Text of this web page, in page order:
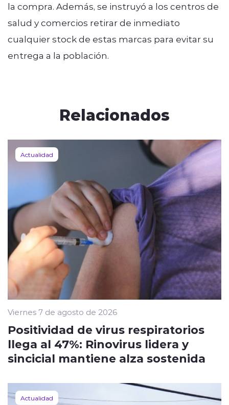
la compra. Además, se instruyó a los centros de
salud y comercios retirar de inmediato
cualquier stock de estas marcas para evitar su
entrega a la población.
Relacionados
Actualidad
Viernes 7 de agosto de 2026
Positividad de virus respiratorios
llega al 47%: Rinovirus lidera y
sincicial mantiene alza sostenida
Actualidad